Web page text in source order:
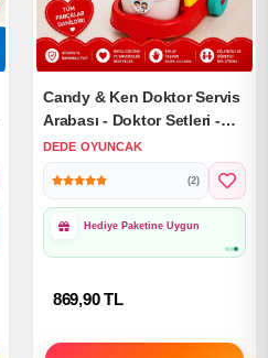
Candy & Ken Doktor Servis
Arabası - Doktor Setleri -
Doktor Oyuncak Seti
DEDE OYUNCAK
(2)
Hediye Paketine Uygun
869,90 TL